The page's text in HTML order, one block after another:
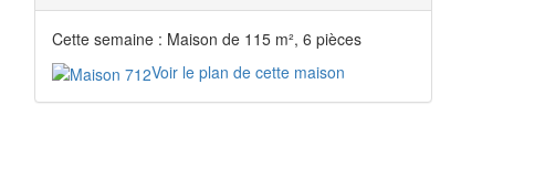
Cette semaine : Maison de 115 m², 6 pièces
Voir le plan de cette maison